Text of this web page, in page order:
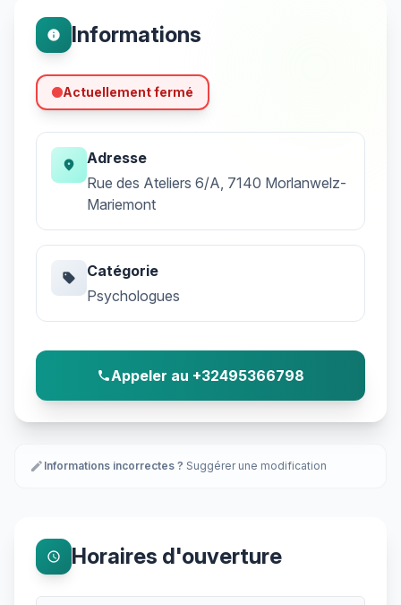
info Informations
Actuellement fermé
location_on
Adresse
Rue des Ateliers 6/A, 7140 Morlanwelz-
Mariemont
sell
Catégorie
Psychologues
phoneAppeler au +32495366798
edit Informations incorrectes ? Suggérer une modification
schedule Horaires d'ouverture